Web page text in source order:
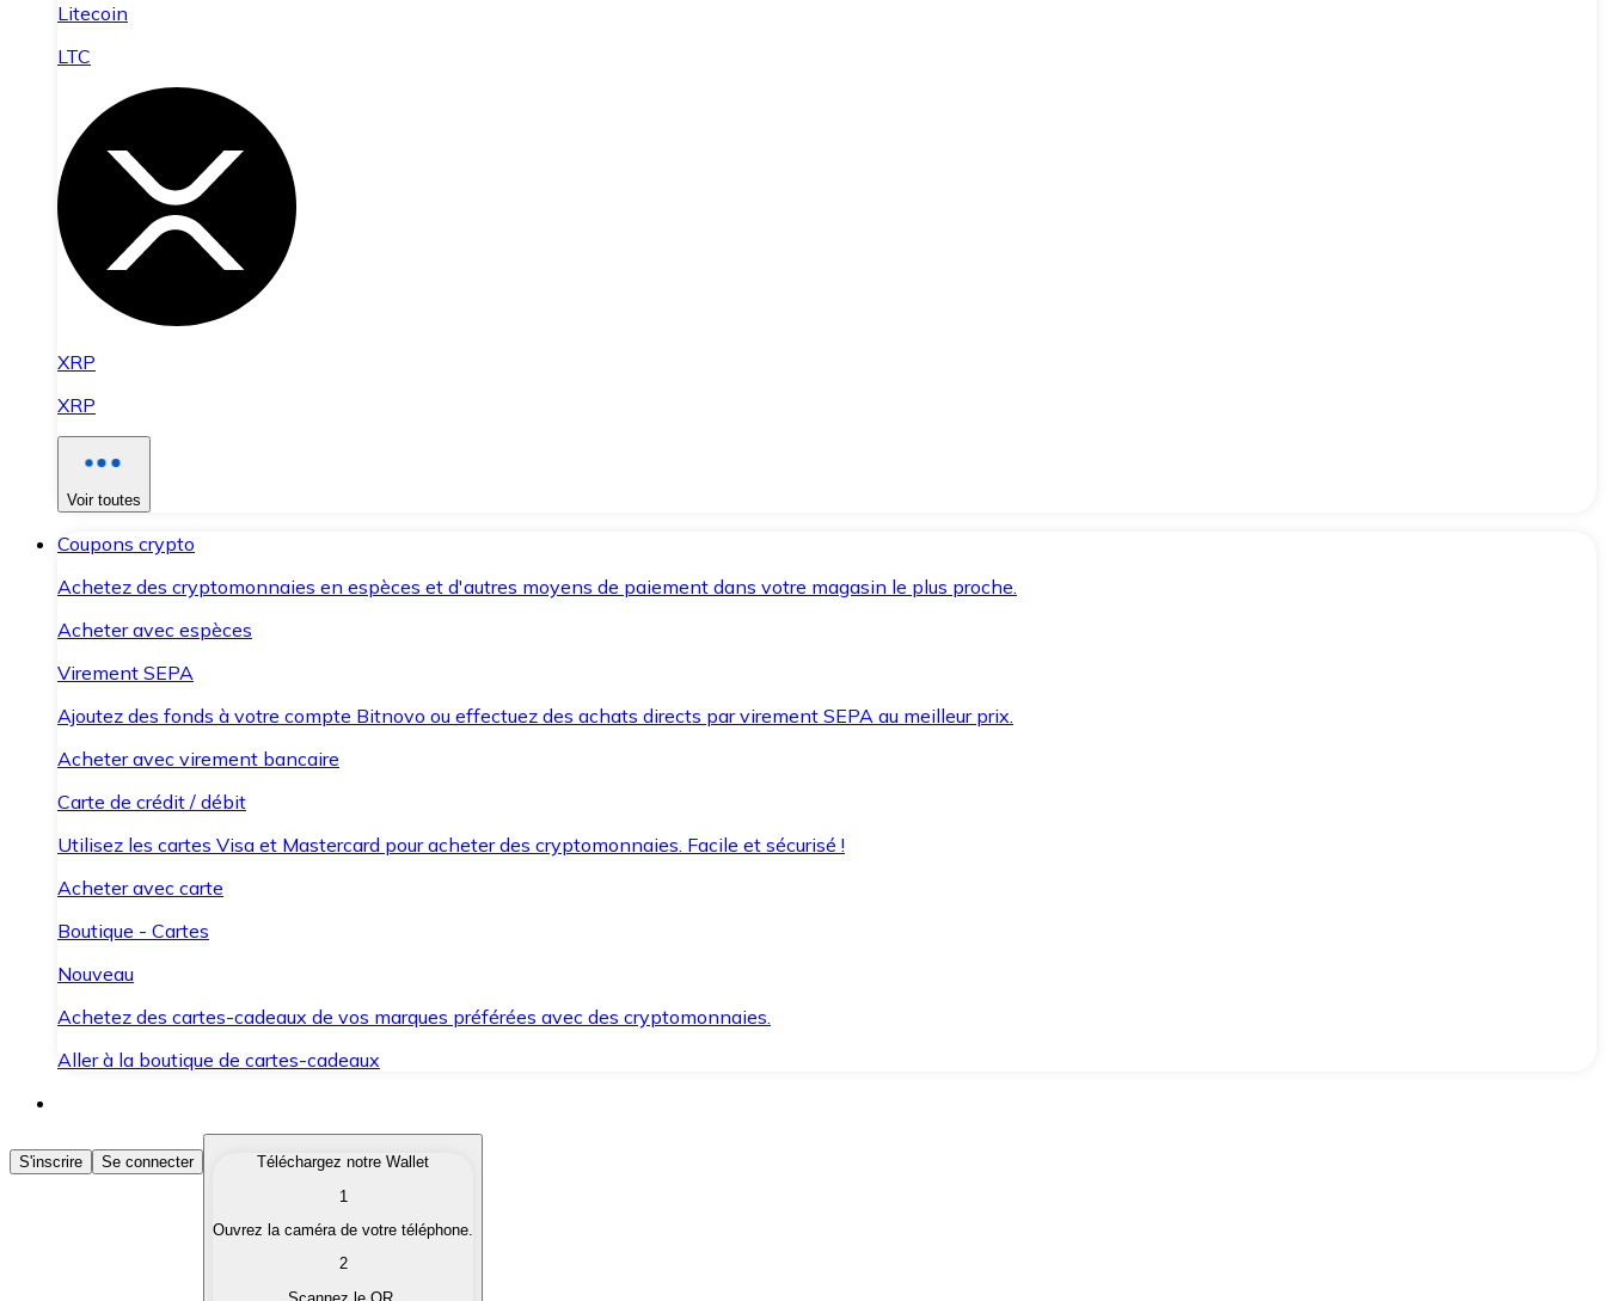
Litecoin
LTC
XRP
XRP
Voir toutes
Coupons crypto
Achetez des cryptomonnaies en espèces et d'autres moyens de paiement dans votre magasin le plus proche.
Acheter avec espèces
Virement SEPA
Ajoutez des fonds à votre compte Bitnovo ou effectuez des achats directs par virement SEPA au meilleur prix.
Acheter avec virement bancaire
Carte de crédit / débit
Utilisez les cartes Visa et Mastercard pour acheter des cryptomonnaies. Facile et sécurisé !
Acheter avec carte
Boutique - Cartes
Nouveau
Achetez des cartes-cadeaux de vos marques préférées avec des cryptomonnaies.
Aller à la boutique de cartes-cadeaux
Acheter des Cryptomonnaies
Achetez les cryptomonnaies qui vous intéressent rapidement et en toute sécurité.
Convertissez vos cryptomonnaies en monnaie fiduciaire lorsque vous en avez besoin.
S'inscrire Se connecter
Téléchargez notre Wallet
1
Ouvrez la caméra de votre téléphone.
2